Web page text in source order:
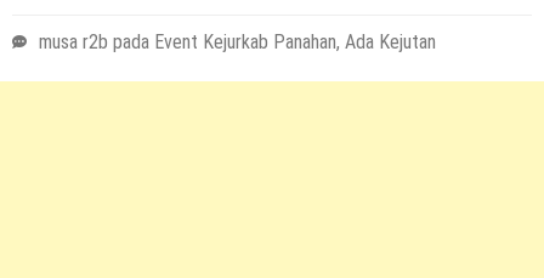
musa r2b pada Event Kejurkab Panahan, Ada Kejutan